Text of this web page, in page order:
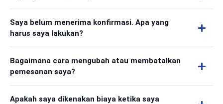
Saya belum menerima konfirmasi. Apa yang
harus saya lakukan?
Bagaimana cara mengubah atau membatalkan
pemesanan saya?
Apakah saya dikenakan biaya ketika saya